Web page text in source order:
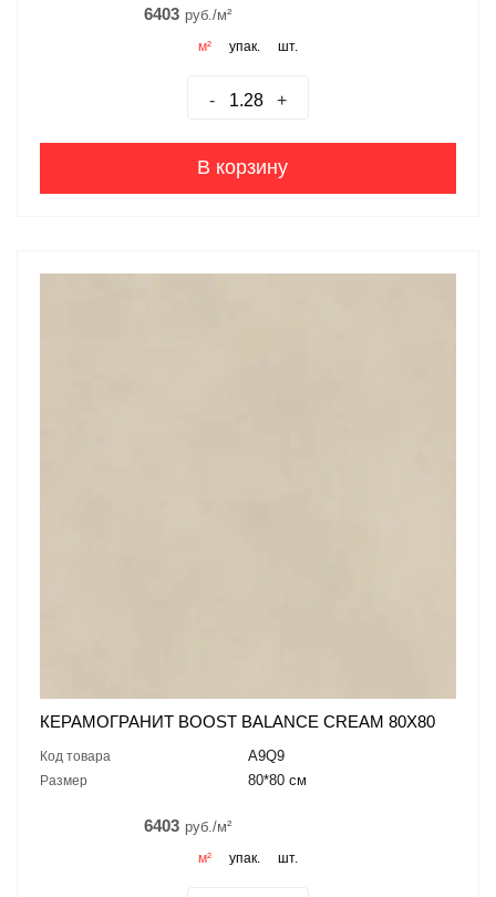
6403 руб./м²
м² упак. шт.
- +
В корзину
КЕРАМОГРАНИТ BOOST BALANCE CREAM 80X80
Код товара A9Q9
Размер 80*80 см
6403 руб./м²
м² упак. шт.